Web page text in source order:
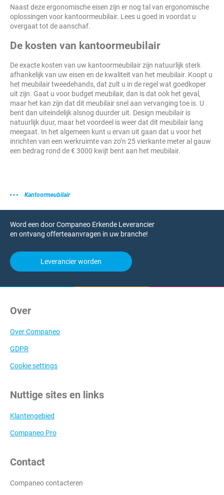
Naast deze ergonomische eisen zijn er nog tal van ergonomische
oplossingen voor kantoormeubilair. Lees u goed in voordat u
overgaat tot de aanschaf.
De kosten van kantoormeubilair
De exacte kosten van uw kantoormeubilair zijn natuurlijk sterk
afhankelijk van uw eisen en de kwaliteit van het meubilair. Koopt u
het meubilair tweedehands, dat zult u in de regel wat goedkoper
uit zijn. Gaat u voor budget meubilair, dan is dat ook het geval,
maar het kan zijn dat dit meubilair snel aan vervanging toe is. U
bent dan uiteindelijk alsnog duurder uit. Design meubilair is
natuurlijk duur, maar het voordeel is weer dat dit meubilair lang
meegaat. In het algemeen kunt u ervan uit gaan dat u voor het
inrichten van een werkruimte van zo’n 25 vierkante meter al gauw
een bedrag rond de € 3000 kwijt bent aan het meubilair.
Kantoormeubilair
Word een door Companeo Erkende Leverancier
en ontvang offerteaanvragen in uw branche!
Leverancier worden
Over
Over Companeo
GDPR
Cookie settings
Nuttige sites en links
Klantengebied
Companeo Pro
Contact
Companeo contacteren